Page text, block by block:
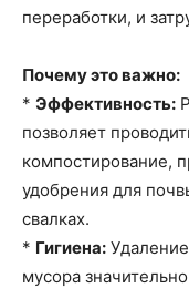
переработки, и
Почему это важно:
* Эффективность:
позволяет
компостирование,
удобрения для
свалках.
* Гигиена:
мусора